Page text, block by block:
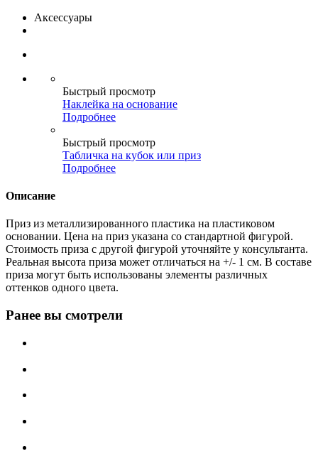
Аксессуары
Быстрый просмотр
Наклейка на основание
Подробнее
Быстрый просмотр
Табличка на кубок или приз
Подробнее
Описание
Приз из металлизированного пластика на пластиковом
основании. Цена на приз указана со стандартной фигурой.
Стоимость приза с другой фигурой уточняйте у консультанта.
Реальная высота приза может отличаться на +/- 1 см. В составе
приза могут быть использованы элементы различных
оттенков одного цвета.
Ранее вы смотрели